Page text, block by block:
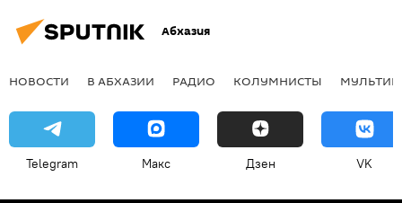
Абхазия
НОВОСТИ В АБХАЗИИ РАДИО КОЛУМНИСТЫ
Telegram Макс Дзен VK